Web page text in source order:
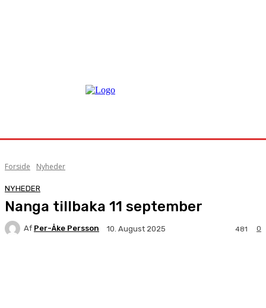
Forside Nyheder
NYHEDER
Nanga tillbaka 11 september
Af Per-Åke Persson 10. August 2025 0
481